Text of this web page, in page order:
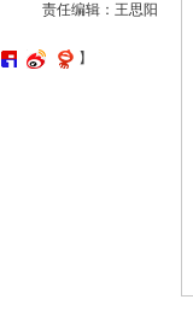
责任编辑：王思阳
】